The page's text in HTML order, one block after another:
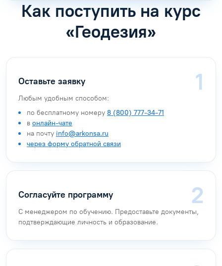
Как поступить на курс
«Геодезия»
Оставьте заявку
Любым удобным способом:
по бесплатному номеру 8 (800) 777-34-71
в онлайн-чате
на почту info@arkonsa.ru
через форму обратной связи
Согласуйте программу
С менеджером по обучению. Предоставьте документы,
подтверждающие личность и образование.